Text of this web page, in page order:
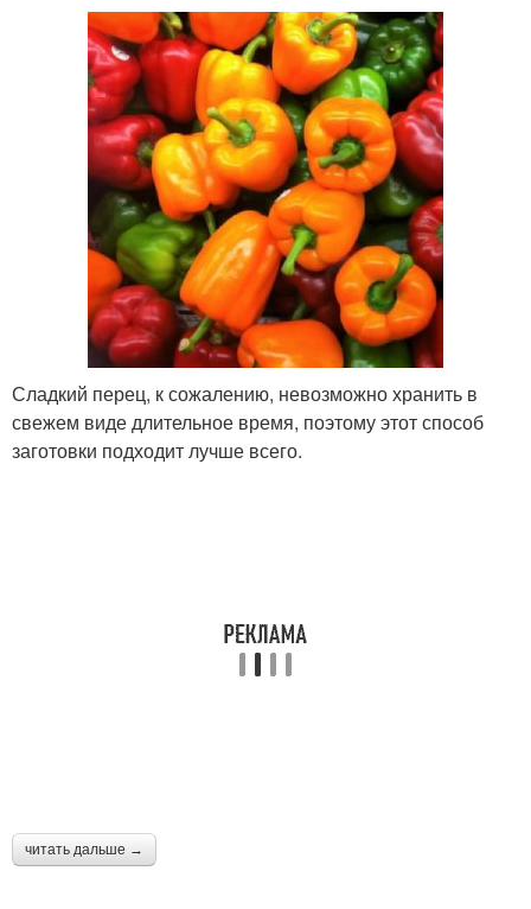
Сладкий перец, к сожалению, невозможно хранить в
свежем виде длительное время, поэтому этот способ
заготовки подходит лучше всего.
читать дальше →